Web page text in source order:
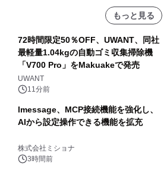
もっと見る
72時間限定50％OFF、UWANT、同社
最軽量1.04kgの自動ゴミ収集掃除機
「V700 Pro」をMakuakeで発売
UWANT
11分前
lmessage、MCP接続機能を強化し、
AIから設定操作できる機能を拡充
株式会社ミショナ
3時間前